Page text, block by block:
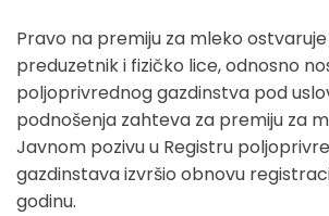
Pravo na premiju za mleko
preduzetnik i fizičko lice, odnosno
poljoprivrednog gazdinstva pod
podnošenja zahteva za premiju za
Javnom pozivu u Registru
gazdinstava izvršio obnovu
godinu.